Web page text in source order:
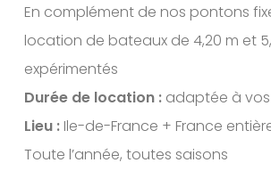
En complément de nos pontons
location de bateaux de 4,20 m et
expérimentés
Durée de location :adaptée à vos
Lieu :Ile-de-France + France
Toute l’année, toutes saisons